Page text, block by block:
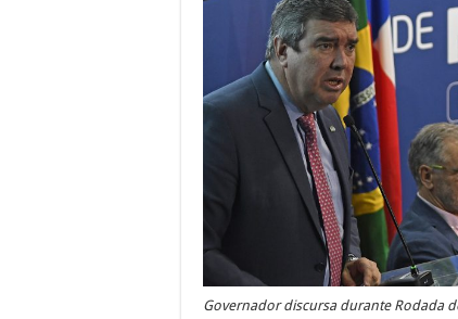
Governador discursa durante Rodada